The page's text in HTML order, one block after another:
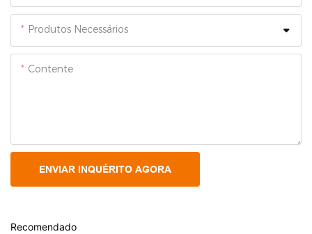
Produtos Necessários
Contente
ENVIAR INQUÉRITO AGORA
Recomendado